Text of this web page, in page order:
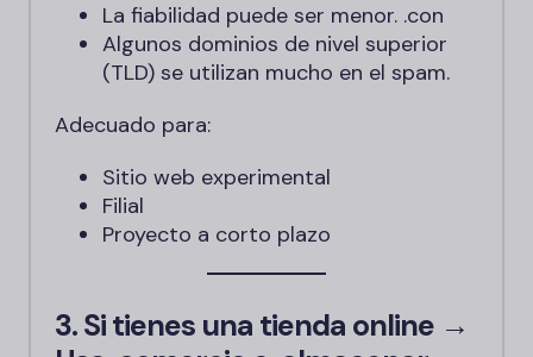
La fiabilidad puede ser menor. .con
Algunos dominios de nivel superior
(TLD) se utilizan mucho en el spam.
Adecuado para:
Sitio web experimental
Filial
Proyecto a corto plazo
3. Si tienes una tienda online →